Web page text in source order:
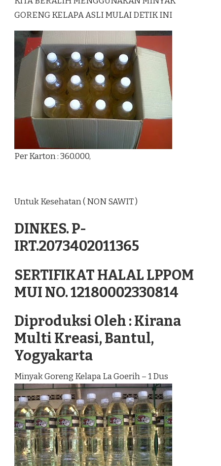
GORENG KELAPA ASLI MULAI DETIK INI
Per Karton : 360.000,
Untuk Kesehatan ( NON SAWIT )
DINKES. P-
IRT.2073402011365
SERTIFIKAT HALAL LPPOM
MUI NO. 12180002330814
Diproduksi Oleh : Kirana
Multi Kreasi, Bantul,
Yogyakarta
Minyak Goreng Kelapa La Goerih – 1 Dus